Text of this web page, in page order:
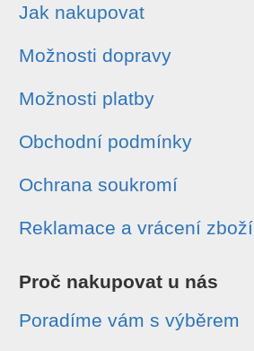
Jak nakupovat
Možnosti dopravy
Možnosti platby
Obchodní podmínky
Ochrana soukromí
Reklamace a vrácení zboží
Proč nakupovat u nás
Poradíme vám s výběrem